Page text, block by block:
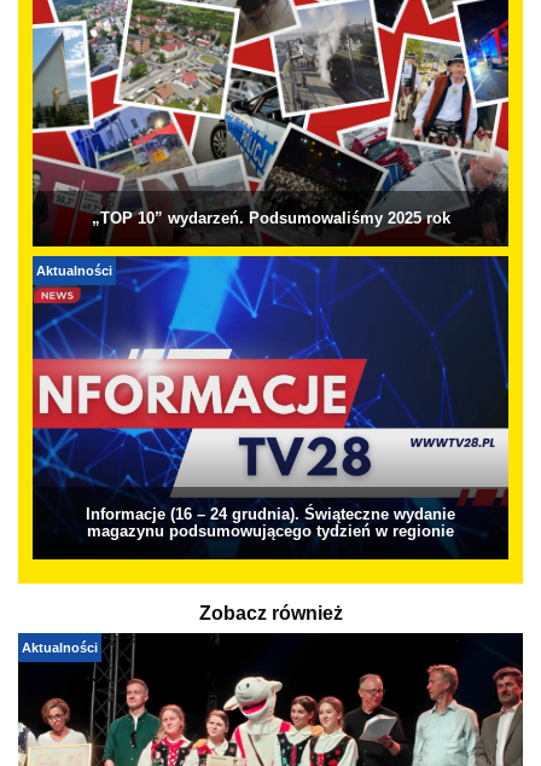
„TOP 10” wydarzeń. Podsumowaliśmy 2025 rok
Aktualności
Informacje (16 – 24 grudnia). Świąteczne wydanie
magazynu podsumowującego tydzień w regionie
Zobacz również
Aktualności